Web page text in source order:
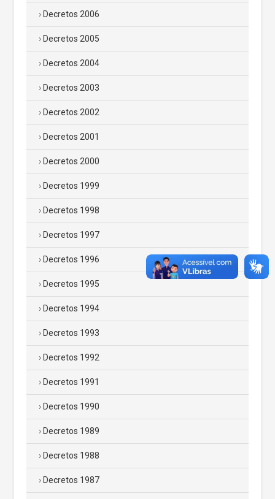
Decretos 2006
Decretos 2005
Decretos 2004
Decretos 2003
Decretos 2002
Decretos 2001
Decretos 2000
Decretos 1999
Decretos 1998
Decretos 1997
Decretos 1996
Decretos 1995
Decretos 1994
Decretos 1993
Decretos 1992
Decretos 1991
Decretos 1990
Decretos 1989
Decretos 1988
Decretos 1987